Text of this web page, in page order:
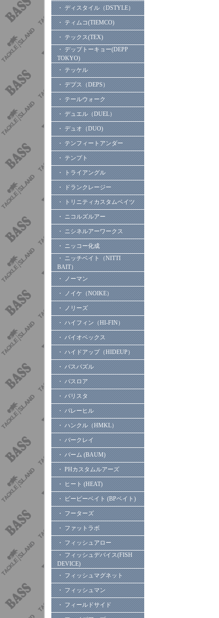
・ ディスタイル（DSTYLE）
・ ティムコ(TIEMCO)
・ テックス(TEX)
・ デップトーキョー(DEPP
TOKYO)
・ テッケル
・ デプス（DEPS）
・ テールウォーク
・ デュエル（DUEL）
・ デュオ（DUO)
・ テンフィートアンダー
・ テンプト
・ トライアングル
・ ドランクレージー
・ トリニティカスタムベイツ
・ ニコルズルアー
・ ニシネルアーワークス
・ ニッコー化成
・ ニッチベイト（NITTI
BAIT）
・ ノーマン
・ ノイケ（NOIKE）
・ ノリーズ
・ ハイフィン（HI-FIN）
・ バイオベックス
・ ハイドアップ（HIDEUP）
・ バスパズル
・ バスロア
・ バリスタ
・ バレーヒル
・ ハンクル（HMKL）
・ バークレイ
・ バーム (BAUM)
・ PHカスタムルアーズ
・ ヒート (HEAT)
・ ビーピーベイト (BPベイト)
・ フーターズ
・ ファットラボ
・ フィッシュアロー
・ フィッシュデバイス(FISH
DEVICE)
・ フィッシュマグネット
・ フィッシュマン
・ フィールドサイド